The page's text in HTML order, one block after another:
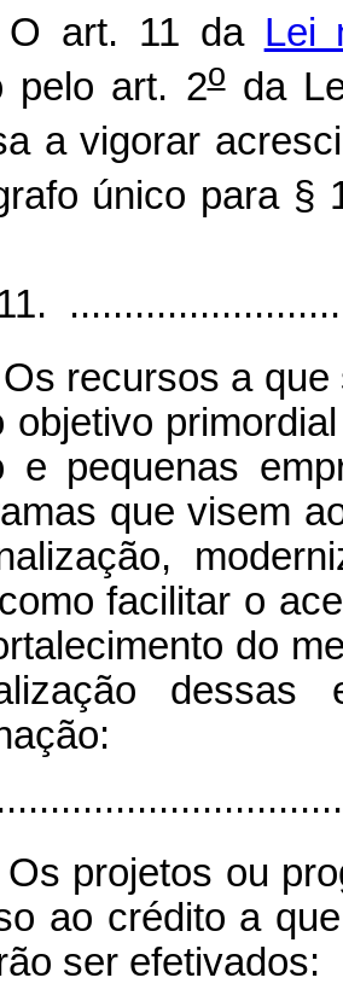
art. 11 da Lei
pelo art. 2oda
a vigorar
único para §
Os recursos a
objetivo
e pequenas
que visem
facilitar o
do
dessas
projetos ou
ao crédito a
ser efetivados: